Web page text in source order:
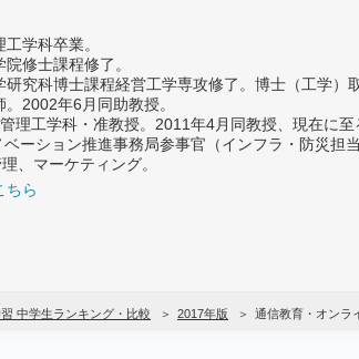
学科卒業。
修士課程修了。
究科博士課程経営工学専攻修了。博士（工学）取
2002年6月同助教授。
理工学科・准教授。2011年4月同教授、現在に至
ーション推進事務局参事官（インフラ・防災担
、マーケティング。
ちら
中学生ランキング・比較 2017年版 通信教育・オンラ